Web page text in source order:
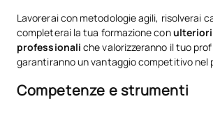
Lavorerai con metodologie agili, risolverai
completerai la tua formazione con
professionaliche valorizzeranno il tuo
garantiranno un vantaggio competitivo nel
Competenze e strumenti